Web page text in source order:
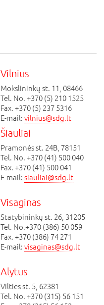
Vilnius
Mokslininkų st. 11, 08466
Tel. No. +370 (5) 210 1525
Fax. +370 (5) 237 5316
E-mail:vilnius@sdg.lt
Šiauliai
Pramonės st. 24B, 78151
Tel. No. +370 (41) 500 040
Fax. +370 (41) 500 041
E-mail:siauliai@sdg.lt
Visaginas
Statybininkų st. 26, 31205
Tel. No.+370 (386) 50 059
Fax. +370 (386) 74 271
E-mail:visaginas@sdg.lt
Alytus
Vilties st. 5, 62381
Tel. No. +370 (315) 56 151